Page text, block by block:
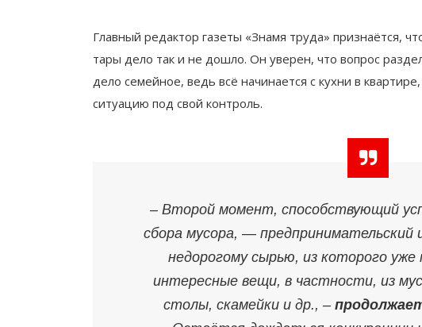
Главный редактор газеты «Знамя труда» признаётся,
тары дело так и не дошло. Он уверен, что вопрос
дело семейное, ведь всё начинается с кухни в
ситуацию под свой контроль.
–Второй момент, способствующий
сбора мусора, — предпринимательский
недорогому сырью, из которого
интересные вещи, в частности, из
столы, скамейки и др., –